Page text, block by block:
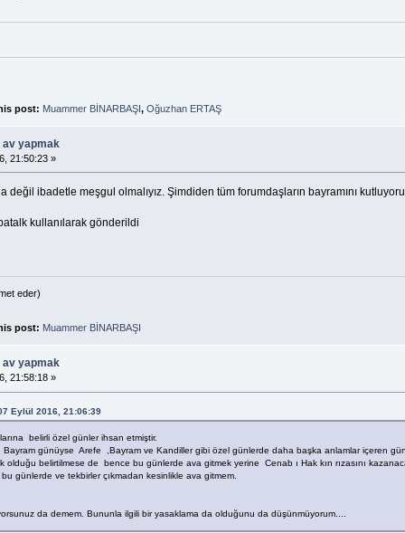
post: Muammer BİNARBAŞI, Oğuzhan ERTAŞ
av yapmak
21:50:23 »
değil ibadetle meşgul olmalıyız. Şimdiden tüm forumdaşların bayramını
kullanılarak gönderildi
eder)
post: Muammer BİNARBAŞI
av yapmak
21:58:18 »
Eylül 2016, 21:06:39
belirli özel günler ihsan etmiştir.
Bayram günüyse Arefe ,Bayram ve Kandiller gibi özel günlerde daha başka anlamlar içeren
belirtilmese de bence bu günlerde ava gitmek yerine Cenab ı Hak kın rızasını
günlerde ve tekbirler çıkmadan kesinlikle ava gitmem.
da demem. Bununla ilgili bir yasaklama da olduğunu da düşünmüyorum....